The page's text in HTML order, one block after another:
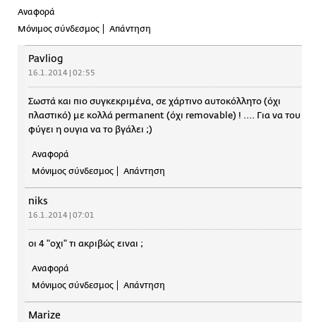
Αναφορά
Μόνιμος σύνδεσμος
Απάντηση
Pavliog
16.1.2014 | 02:55
Σωστά και πιο συγκεκριμένα, σε χάρτινο αυτοκόλλητο (όχι
πλαστικό) με κολλά permanent (όχι removable) ! .... Για να του
φύγει η ουγια να το βγάλει ;)
Αναφορά
Μόνιμος σύνδεσμος
Απάντηση
niks
16.1.2014 | 07:01
οι 4 "οχι" τι ακριβώς ειναι ;
Αναφορά
Μόνιμος σύνδεσμος
Απάντηση
Marize